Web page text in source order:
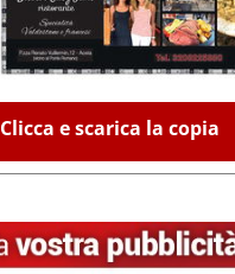
Clicca e scarica la copia